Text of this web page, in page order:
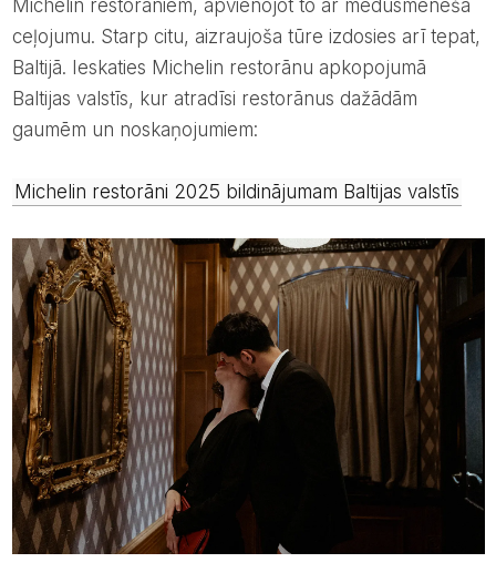
Michelin restorāniem, apvienojot to ar medusmēneša
ceļojumu. Starp citu, aizraujoša tūre izdosies arī tepat,
Baltijā. Ieskaties Michelin restorānu apkopojumā
Baltijas valstīs, kur atradīsi restorānus dažādām
gaumēm un noskaņojumiem:
Michelin restorāni 2025 bildinājumam Baltijas valstīs